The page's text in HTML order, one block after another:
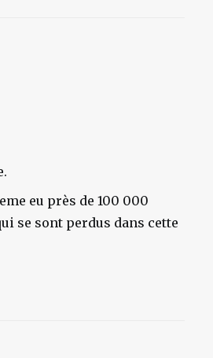
eu près de 100 000
se sont perdus dans cette